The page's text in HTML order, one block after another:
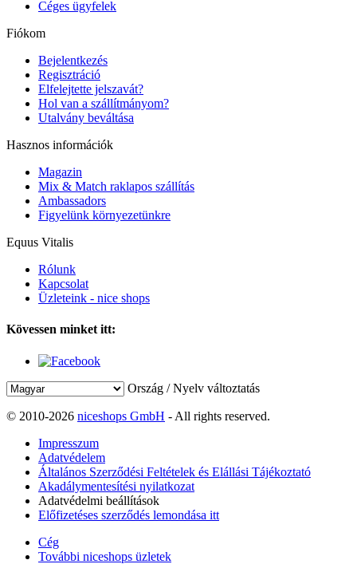
Céges ügyfelek
Fiókom
Bejelentkezés
Regisztráció
Elfelejtette jelszavát?
Hol van a szállítmányom?
Utalvány beváltása
Hasznos információk
Magazin
Mix & Match raklapos szállítás
Ambassadors
Figyelünk környezetünkre
Equus Vitalis
Rólunk
Kapcsolat
Üzleteink - nice shops
Kövessen minket itt:
Ország / Nyelv változtatás
© 2010-2026 niceshops GmbH - All rights reserved.
Impresszum
Adatvédelem
Általános Szerződési Feltételek és Elállási Tájékoztató
Akadálymentesítési nyilatkozat
Adatvédelmi beállítások
Előfizetéses szerződés lemondása itt
Cég
További niceshops üzletek